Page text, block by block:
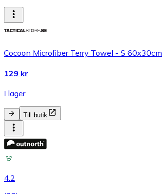
Cocoon Microfiber Terry Towel - S 60x30cm
129 kr
I lager
Till butik
4.2